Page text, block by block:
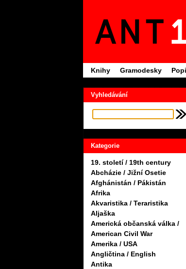
Knihy Gramodesky
Vyhledávání
Kategorie
19. století / 19th century
Abcházie / Jižní Osetie
Afghánistán / Pákistán
Afrika
Akvaristika / Teraristika
Aljaška
Americká občanská válka /
American Civil War
Amerika / USA
Angličtina / English
Antika